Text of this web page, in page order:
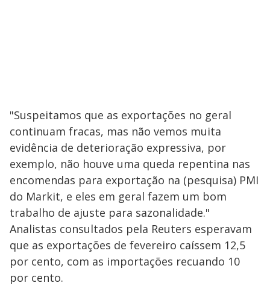
"Suspeitamos que as exportações no geral
continuam fracas, mas não vemos muita
evidência de deterioração expressiva, por
exemplo, não houve uma queda repentina nas
encomendas para exportação na (pesquisa) PMI
do Markit, e eles em geral fazem um bom
trabalho de ajuste para sazonalidade."
Analistas consultados pela Reuters esperavam
que as exportações de fevereiro caíssem 12,5
por cento, com as importações recuando 10
por cento.